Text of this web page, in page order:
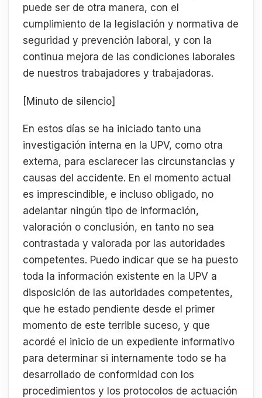
puede ser de otra manera, con el
cumplimiento de la legislación y normativa de
seguridad y prevención laboral, y con la
continua mejora de las condiciones laborales
de nuestros trabajadores y trabajadoras.
[Minuto de silencio]
En estos días se ha iniciado tanto una
investigación interna en la UPV, como otra
externa, para esclarecer las circunstancias y
causas del accidente. En el momento actual
es imprescindible, e incluso obligado, no
adelantar ningún tipo de información,
valoración o conclusión, en tanto no sea
contrastada y valorada por las autoridades
competentes. Puedo indicar que se ha puesto
toda la información existente en la UPV a
disposición de las autoridades competentes,
que he estado pendiente desde el primer
momento de este terrible suceso, y que
acordé el inicio de un expediente informativo
para determinar si internamente todo se ha
desarrollado de conformidad con los
procedimientos y los protocolos de actuación